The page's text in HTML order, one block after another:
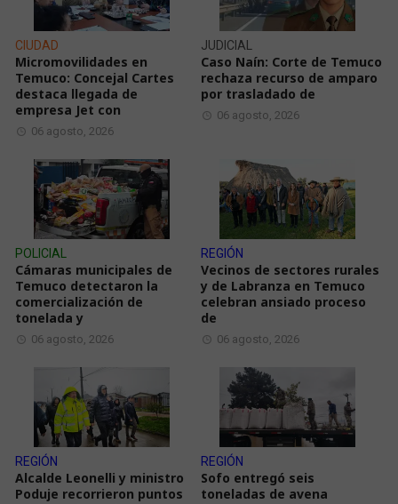
CIUDAD
Micromovilidades en
Temuco: Concejal Cartes
destaca llegada de
empresa Jet con
06 agosto, 2026
JUDICIAL
Caso Naín: Corte de Temuco
rechaza recurso de amparo
por trasladado de
06 agosto, 2026
POLICIAL
Cámaras municipales de
Temuco detectaron la
comercialización de
tonelada y
06 agosto, 2026
REGIÓN
Vecinos de sectores rurales
y de Labranza en Temuco
celebran ansiado proceso
de
06 agosto, 2026
REGIÓN
Alcalde Leonelli y ministro
Poduje recorrieron puntos
REGIÓN
Sofo entregó seis
toneladas de avena